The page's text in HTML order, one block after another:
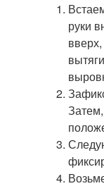
руки